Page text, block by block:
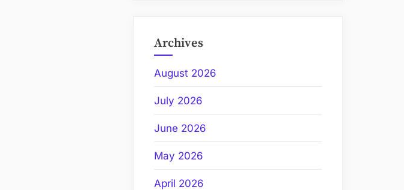
Archives
August 2026
July 2026
June 2026
May 2026
April 2026